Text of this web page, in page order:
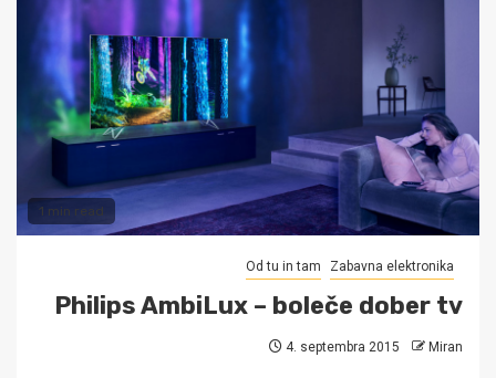
1 min read
Od tu in tam Zabavna elektronika
Philips AmbiLux – boleče dober tv
4. septembra 2015 Miran